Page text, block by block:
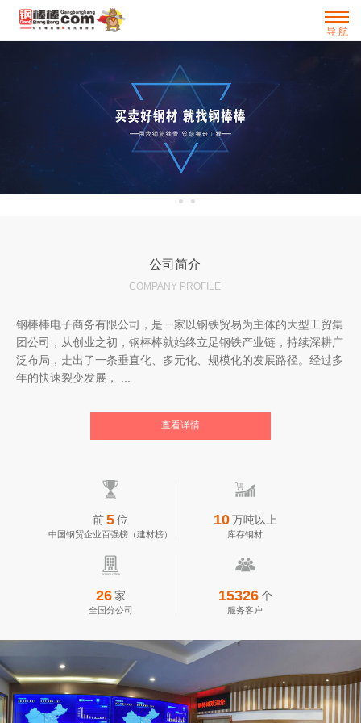
导 航
公司简介
COMPANY PROFILE
钢棒棒电子商务有限公司，是一家以钢铁贸易为主体的大型工贸集
团公司，从创业之初，钢棒棒就始终立足钢铁产业链，持续深耕广
泛布局，走出了一条垂直化、多元化、规模化的发展路径。经过多
年的快速裂变发展， ...
查看详情
前5位
中国钢贸企业百强榜（建材榜）
10 万吨以上
库存钢材
26 家
全国分公司
15326 个
服务客户